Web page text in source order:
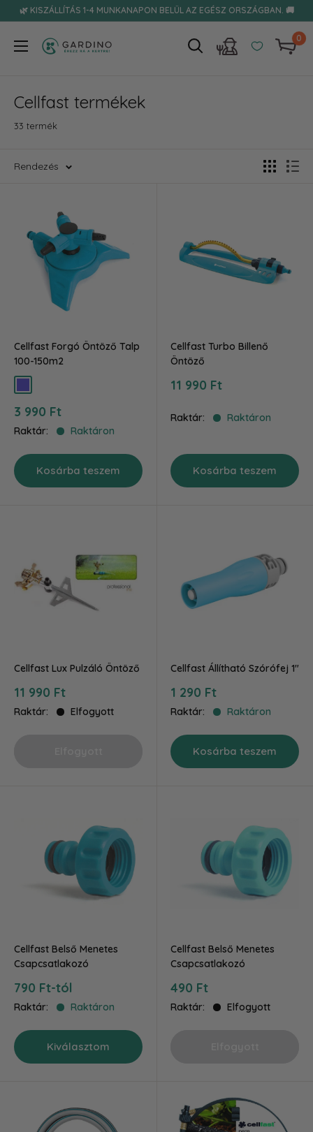
Tovább🌿 KISZÁLLÍTÁS 1-4 MUNKANAPON BELÜL AZ EGÉSZ ORSZÁGBAN. 🚚
Gardino
0
Cellfast termékek
33 termék
Rendezés
Cellfast Forgó Öntöző Talp
100-150m2
Akciós
ár
3 990 Ft
Raktár: Raktáron
Kosárba teszem
Cellfast Turbo Billenő
Öntöző
Akciós
11 990 Ft
Raktár: Raktáron
Kosárba teszem
Cellfast Lux Pulzáló Öntöző
Akciós
ár
11 990 Ft
Raktár: Elfogyott
Cellfast Állítható Szórófej 1"
Akciós
ár
1 290 Ft
Raktár: Raktáron
Kosárba teszem
Cellfast Belső Menetes
Csapcsatlakozó
Akciós
ár
790 Ft-tól
Raktár: Raktáron
Kiválasztom
Cellfast Belső Menetes
Csapcsatlakozó
Akciós
ár
490 Ft
Raktár: Elfogyott